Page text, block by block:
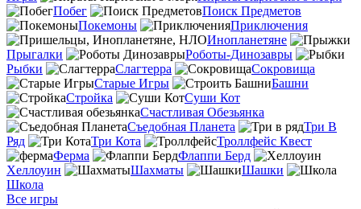
Побег
Поиск Предметов
Покемоны
Приключения
Инопланетяне
Прыгалки
Роботы-Динозавры
Рыбки
Слагтерра
Сокровища
Старые Игры
Башни
Стройка
Суши Кот
Счастливая Обезьянка
Съедобная Планета
Три В
Ряд
Три Кота
Троллфейс Квест
Ферма
Флаппи Берд
Хеллоуин
Шахматы
Шашки
Школа
Все игры